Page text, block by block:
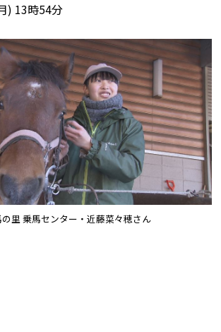
) 13時54分
里 乗馬センター・近藤菜々穂さん